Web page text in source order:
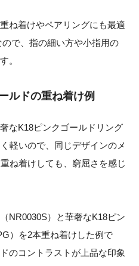
ね着けやペアリングにも最適
で、指の細い方や小指用の
。
ルドの重ね着け例
なK18ピンクゴールドリング
軽いので、同じデザインのメ
ね着けしても、窮屈さを感じ
NR0030S）と華奢なK18ピン
）を2本重ね着けした例で
のコントラストが上品な印象